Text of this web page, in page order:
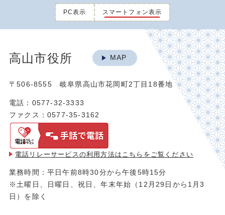
PC表示 スマートフォン表示
高山市役所 MAP
〒506-8555 岐阜県高山市花岡町2丁目18番地
電話：0577-32-3333
ファクス：0577-35-3162
電話リレーサービスの利用方法は こちらをご覧ください
業務時間：平日午前8時30分から午後5時15分
※土曜日、日曜日、祝日、年末年始（12月29日から1月3
日）を除く